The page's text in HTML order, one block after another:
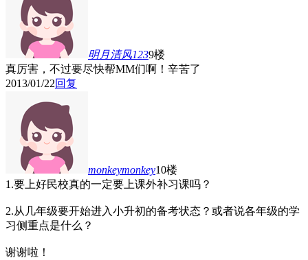
明月清风1239楼
真厉害，不过要尽快帮MM们啊！辛苦了
2013/01/22回复
monkeymonkey10楼
1.要上好民校真的一定要上课外补习课吗？
2.从几年级要开始进入小升初的备考状态？或者说各年级的学
习侧重点是什么？
谢谢啦！